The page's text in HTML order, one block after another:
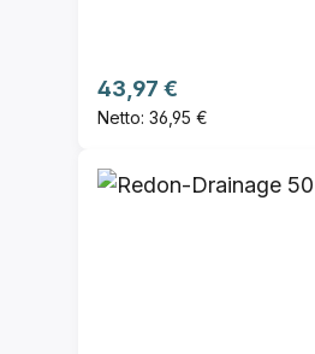
Regulärer Preis:
43,97 €
Netto: 36,95 €